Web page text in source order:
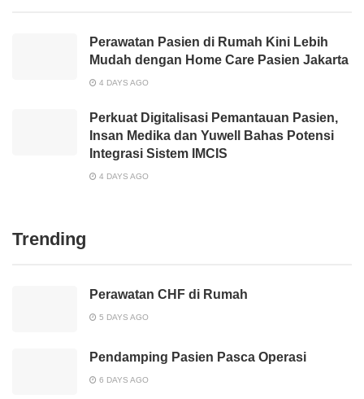
Perawatan Pasien di Rumah Kini Lebih
Mudah dengan Home Care Pasien Jakarta
4 DAYS AGO
Perkuat Digitalisasi Pemantauan Pasien,
Insan Medika dan Yuwell Bahas Potensi
Integrasi Sistem IMCIS
4 DAYS AGO
Trending
Perawatan CHF di Rumah
5 DAYS AGO
Pendamping Pasien Pasca Operasi
6 DAYS AGO